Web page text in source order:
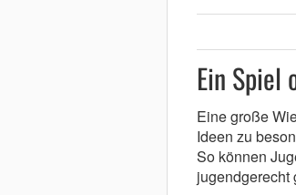
Ein Spiel
Eine große
Ideen zu
So können
jugendgerecht